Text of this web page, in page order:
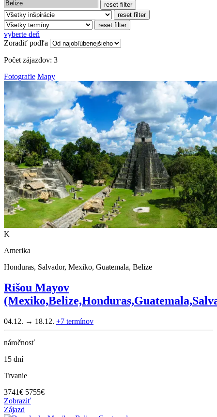
reset filter
reset filter
reset filter
vyberte deň
Zoradiť podľa
Počet zájazdov: 3
Fotografie Mapy
K
Amerika
Honduras, Salvador, Mexiko, Guatemala, Belize
Ríšou Mayov
04.12. → 18.12. +7 termínov
náročnosť
15 dní
Trvanie
3741€ 5755€
Zobraziť
Zájazd